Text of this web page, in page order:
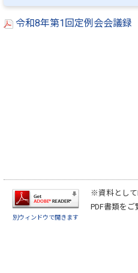
令和8年第1回定例会会議録
別ウィンドウで開きます
※資料として
PDF書類をご